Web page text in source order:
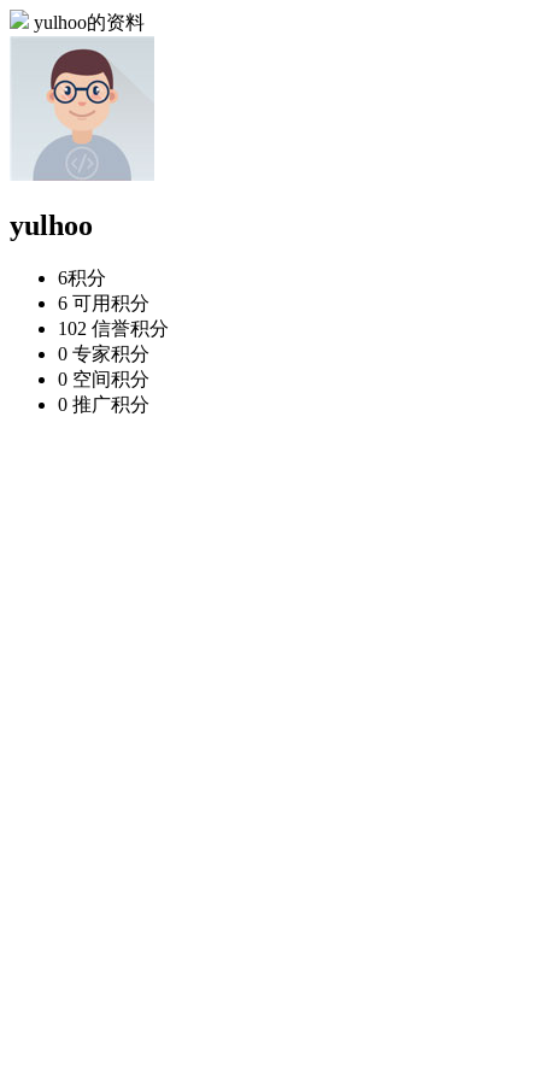
yulhoo的资料
yulhoo
6积分
6 可用积分
102 信誉积分
0 专家积分
0 空间积分
0 推广积分